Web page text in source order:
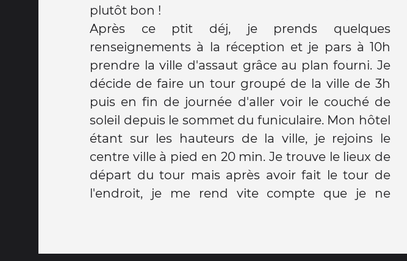
plutôt bon !
Après ce ptit déj, je prends quelques
renseignements à la réception et je pars à 10h
prendre la ville d'assaut grâce au plan fourni. Je
décide de faire un tour groupé de la ville de 3h
puis en fin de journée d'aller voir le couché de
soleil depuis le sommet du funiculaire. Mon hôtel
étant sur les hauteurs de la ville, je rejoins le
centre ville à pied en 20 min. Je trouve le lieux de
départ du tour mais après avoir fait le tour de
l'endroit, je me rend vite compte que je ne